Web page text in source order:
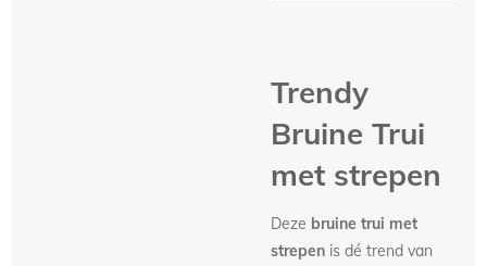
Trendy
Bruine Trui
met strepen
Deze bruine trui met
strepen is dé trend van